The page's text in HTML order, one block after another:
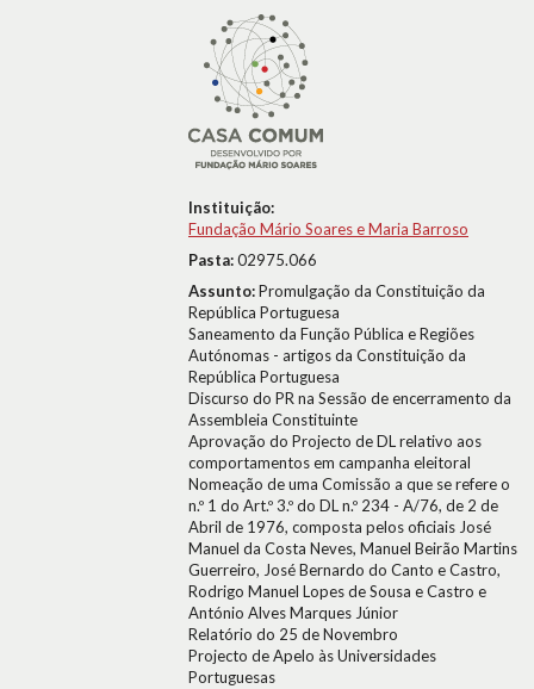
Instituição:
Fundação Mário Soares e Maria Barroso
Pasta:02975.066
Assunto:Promulgação da Constituição da
República Portuguesa
Saneamento da Função Pública e Regiões
Autónomas - artigos da Constituição da
República Portuguesa
Discurso do PR na Sessão de encerramento da
Assembleia Constituinte
Aprovação do Projecto de DL relativo aos
comportamentos em campanha eleitoral
Nomeação de uma Comissão a que se refere o
n.º 1 do Art.º 3.º do DL n.º 234 - A/76, de 2 de
Abril de 1976, composta pelos oficiais José
Manuel da Costa Neves, Manuel Beirão Martins
Guerreiro, José Bernardo do Canto e Castro,
Rodrigo Manuel Lopes de Sousa e Castro e
António Alves Marques Júnior
Relatório do 25 de Novembro
Projecto de Apelo às Universidades
Portuguesas